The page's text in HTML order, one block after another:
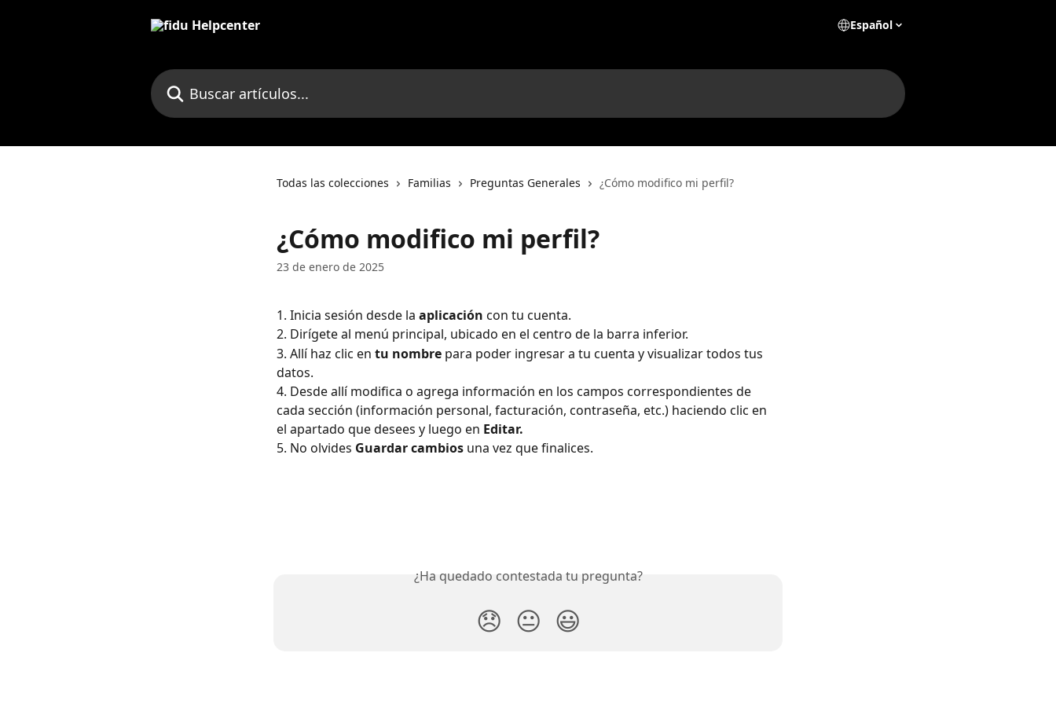
Español
Buscar artículos...
Todas las colecciones Familias Preguntas Generales ¿Cómo modifico mi perfil?
¿Cómo modifico mi perfil?
23 de enero de 2025
1. Inicia sesión desde la aplicación con tu cuenta.
2. Dirígete al menú principal, ubicado en el centro de la barra inferior.
3. Allí haz clic en tu nombre para poder ingresar a tu cuenta y visualizar todos tus
datos.
4. Desde allí modifica o agrega información en los campos correspondientes de
cada sección (información personal, facturación, contraseña, etc.) haciendo clic en
el apartado que desees y luego en Editar.
5. No olvides Guardar cambios una vez que finalices.
¿Ha quedado contestada tu pregunta?
😞 😐 😃